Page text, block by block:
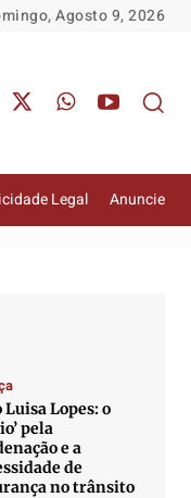
Agosto 9, 2026
Legal Anuncie
Luisa Lopes: o
pela
e a
de
no trânsito